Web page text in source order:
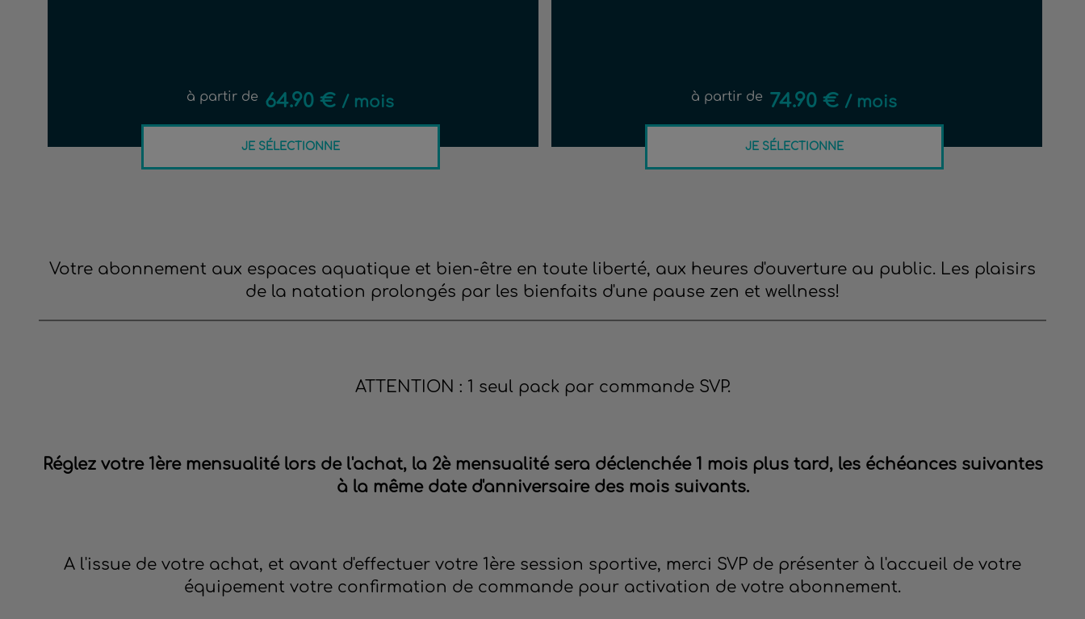
à partir de 64.90 € / mois
JE SÉLECTIONNE
à partir de 74.90 € / mois
JE SÉLECTIONNE
Votre abonnement aux espaces aquatique et bien-être en toute liberté, aux heures d'ouverture au public. Les plaisirs
de la natation prolongés par les bienfaits d'une pause zen et wellness!
ATTENTION : 1 seul pack par commande SVP.
Réglez votre 1ère mensualité lors de l'achat, la 2è mensualité sera déclenchée 1 mois plus tard, les échéances suivantes
à la même date d'anniversaire des mois suivants.
A l'issue de votre achat, et avant d'effectuer votre 1ère session sportive, merci SVP de présenter à l'accueil de votre
équipement votre confirmation de commande pour activation de votre abonnement.